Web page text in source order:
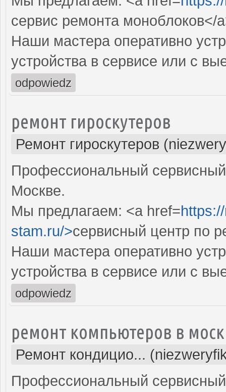
сервис ремонта моноблоков</
Наши мастера оперативно
устройства в сервисе или с
odpowiedz
ремонт гироскутеров
Ремонт гироскутеров
Профессиональный сервисный
Москве.
Мы предлагаем: <a href=
stam.ru/>сервисный центр по
Наши мастера оперативно
устройства в сервисе или с
odpowiedz
ремонт компьютеров в
Ремонт кондицио...
Профессиональный